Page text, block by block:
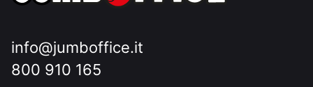
info@jumboffice.it
800 910 165